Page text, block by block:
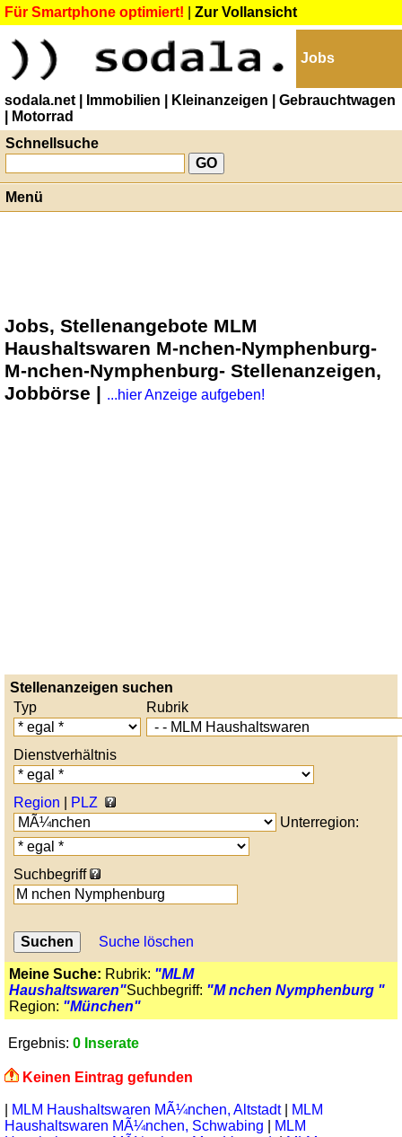
Für Smartphone optimiert! Zur Vollansicht
Jobs
sodala.net | Immobilien | Kleinanzeigen
| Gebrauchtwagen
| Motorrad
Schnellsuche
Menü
Jobs, Stellenangebote MLM
Haushaltswaren M-nchen-Nymphenburg-
M-nchen-Nymphenburg- Stellenanzeigen,
Jobbörse | ...hier Anzeige aufgeben!
Stellenanzeigen suchen
Typ
Rubrik
Dienstverhältnis
Region
PLZ
Unterregion:
Suchbegriff
Suche löschen
Meine Suche: Rubrik: "MLM
Haushaltswaren"Suchbegriff: "M nchen Nymphenburg "
Region: "München"
Ergebnis: 0 Inserate
Keinen Eintrag gefunden
MLM Haushaltswaren MÃ¼nchen, Altstadt
MLM
Haushaltswaren MÃ¼nchen, Schwabing
MLM